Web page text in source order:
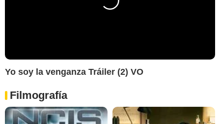
Yo soy la venganza Tráiler (2) VO
Filmografía